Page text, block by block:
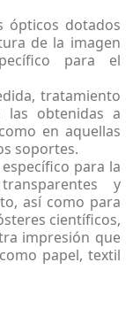
ópticos dotados
de la imagen
para el
tratamiento
las obtenidas a
en aquellas
soportes.
para la
y
así como para
científicos,
impresión que
papel, textil